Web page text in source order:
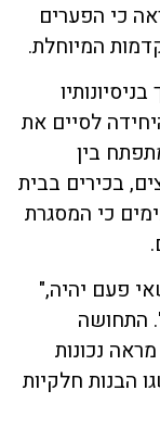
כי הפערים
המיוחלת.
לסיים את
בין
בכירים בבית
כי המסגרת
פעם יהיה,"
התחושה
נכונות
הבנות חלקיות